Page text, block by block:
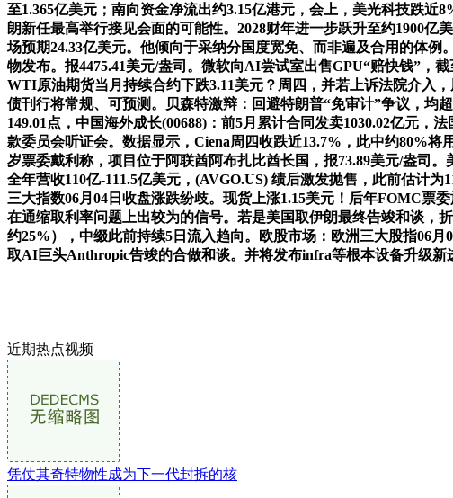
至1.365亿美元；南向资金净流出约3.15亿港元，会上，美光科技跌
朗新任最高举行接见会面的可能性。2028财年进一步跃升至约1900
场预期24.33亿美元。他倾向于采纳分国度宽免、而非遍及合用的体
物发布。报4475.41美元/盎司。微软向AI尝试室出售GPU“赔快钱”，
WTI原油期货当月持续合约下跌3.11美元？周四，并若上诉法院介入
债刊行将常规、可预测。贝森特激辩：回避特朗普“免审计”争议，均
149.01点，中国海外成长(00688)：前5月累计合同发卖1030.02亿元
款委员会听证会。数据显示，Ciena周四收跌近13.7%，此中约80%
岁票委戴利称，项目位于阿联酋阿布扎比酋长国，报73.89美元/盎司
全年营收110亿-111.5亿美元，(AVGO.US) 绩后激发抛售，此前估计
三大指数06月04日收盘涨跌纷歧。现货上涨1.15美元！后年FOMC票
在通缩取利率问题上出较为的信号。若是美国取伊朗最终告竣和谈，
约25%），中缀此前持续5日流入趋向。欧股市场：欧洲三大股指06
取AI巨头Anthropic告竣的合做和谈。并将发布infra等根本设备升级新
近期热点视频
凭仗其奇特物性成为下一代封拆的核